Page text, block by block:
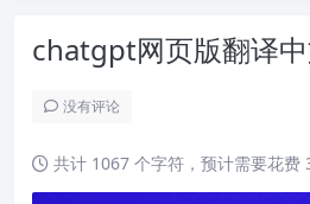
chatgpt网页版翻译
没有评论
共计 1067 个字符，预计需要花费